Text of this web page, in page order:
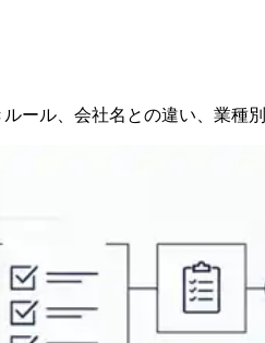
ール、会社名との違い、業種